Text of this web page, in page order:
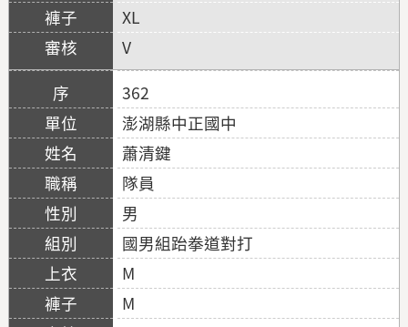
XL
V
362
澎湖縣中正國中
蕭清鍵
隊員
男
國男組跆拳道對打
M
M